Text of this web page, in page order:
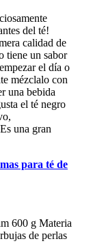
del té!
calidad de
tiene un sabor
el día o
mézclalo con
una bebida
el té negro
una gran
para té de